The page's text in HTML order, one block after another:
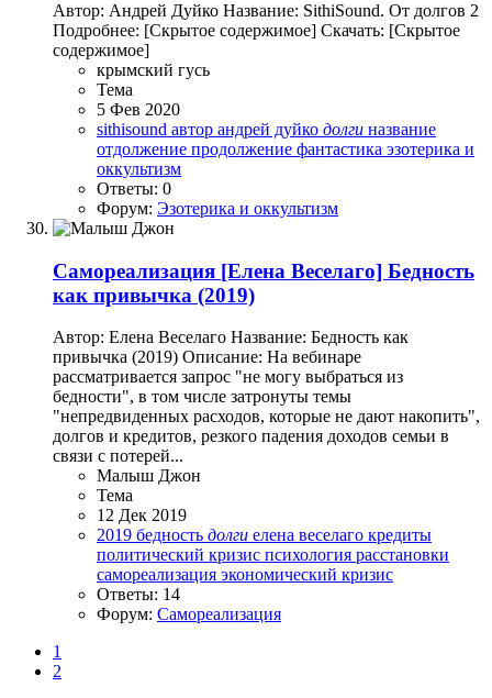
Автор: Андрей Дуйко Название: SithiSound. От долгов 2
Подробнее: [Скрытое содержимое] Скачать: [Скрытое
содержимое]
крымский гусь
Тема
5 Фев 2020
sithisound автор андрей дуйко долги название
отдолжение продолжение фантастика эзотерика и
оккультизм
Ответы: 0
Форум: Эзотерика и оккультизм
Самореализация [Елена Веселаго] Бедность
как привычка (2019)
Автор: Елена Веселаго Название: Бедность как
привычка (2019) Описание: На вебинаре
рассматривается запрос "не могу выбраться из
бедности", в том числе затронуты темы
"непредвиденных расходов, которые не дают накопить",
долгов и кредитов, резкого падения доходов семьи в
связи с потерей...
Малыш Джон
Тема
12 Дек 2019
2019 бедность долги елена веселаго кредиты
политический кризис психология расстановки
самореализация экономический кризис
Ответы: 14
Форум: Самореализация
1
2